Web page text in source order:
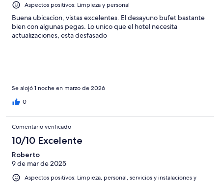
Mediocre
Horrible
Aspectos positivos: Limpieza y personal
Buena ubicacion, vistas excelentes. El desayuno bufet bastante
bien con algunas pegas. Lo unico que el hotel necesita
actualizaciones, esta desfasado
Se alojó 1 noche en marzo de 2026
0
Comentario verificado
10/10 Excelente
Roberto
9 de mar de 2025
Aspectos positivos: Limpieza, personal, servicios y instalaciones y